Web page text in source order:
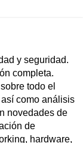
y seguridad.
completa.
todo el
como análisis
novedades de
de
hardware,